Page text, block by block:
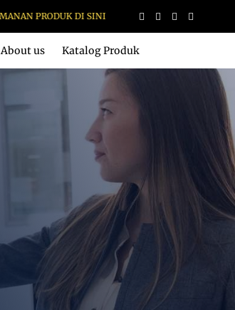
DI SINI
About us Katalog Produk